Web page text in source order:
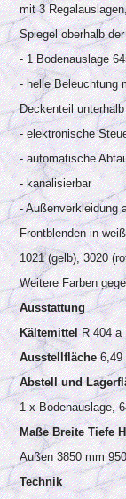
mit 3
Spiegel oberhalb
- 1 Bodenauslage
- helle Beleuchtung
Deckenteil
- elektronische
- automatische
- kanalisierbar
- Außenverkleidung
Frontblenden in
1021 (gelb), 3020
Weitere Farben
Ausstattung
KältemittelR 404 a
Ausstellfläche6,49
Abstell und
1 x Bodenauslage,
Maße Breite Tiefe
Außen 3850 mm
Technik